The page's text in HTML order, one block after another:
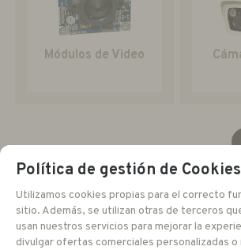
Módulos de Video
Seleccione una familia para ver el
Política de gestión de Cookies
Utilizamos cookies propias para el correcto
sitio. Además, se utilizan otras de terceros
usan nuestros servicios para mejorar la
divulgar ofertas comerciales personalizadas o